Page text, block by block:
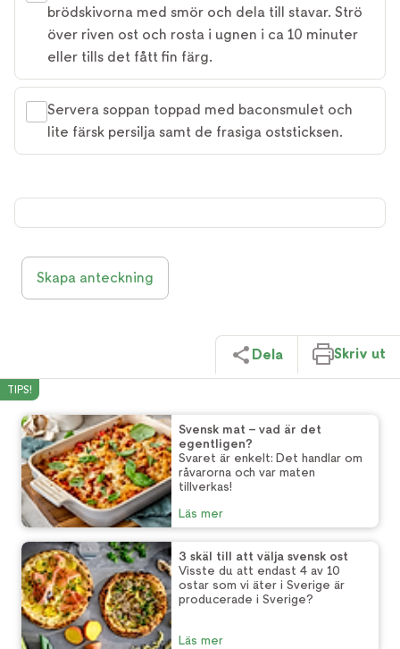
brödskivorna med smör och dela till stavar. Strö
över riven ost och rosta i ugnen i ca 10 minuter
eller tills det fått fin färg.
Servera soppan toppad med baconsmulet och
lite färsk persilja samt de frasiga oststicksen.
Skapa anteckning
Dela Skriv ut
TIPS!
Svensk mat – vad är det
egentligen?
Svaret är enkelt: Det handlar om
råvarorna och var maten
tillverkas!
Läs mer
3 skäl till att välja svensk ost
Visste du att endast 4 av 10
ostar som vi äter i Sverige är
producerade i Sverige?
Läs mer